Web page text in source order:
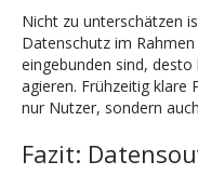
Nicht zu unterschätzen
Datenschutz im
eingebunden sind,
agieren. Frühzeitig klare
nur Nutzer, sondern
Fazit: